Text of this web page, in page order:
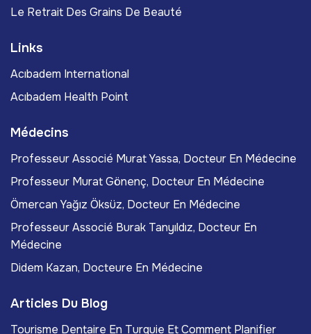
Le Retrait Des Grains De Beauté
Links
Acıbadem International
Acıbadem Health Point
Médecins
Professeur Associé Murat Yassa, Docteur En Médecine
Professeur Murat Gönenç, Docteur En Médecine
Ömercan Yağız Öksüz, Docteur En Médecine
Professeur Associé Burak Tanyıldız, Docteur En
Médecine
Didem Kazan, Docteure En Médecine
Articles Du Blog
Tourisme Dentaire En Turquie Et Comment Planifier